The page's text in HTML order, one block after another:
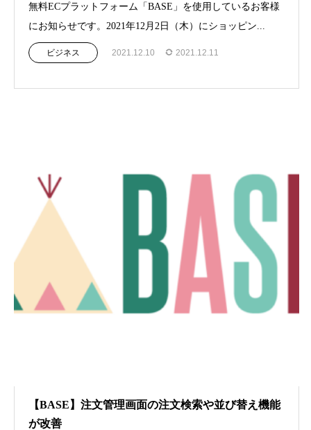
無料ECプラットフォーム「BASE」を使用しているお客様
にお知らせです。2021年12月2日（木）にショッピン...
ビジネス 2021.12.10 2021.12.11
【BASE】注文管理画面の注文検索や並び替え機能
が改善